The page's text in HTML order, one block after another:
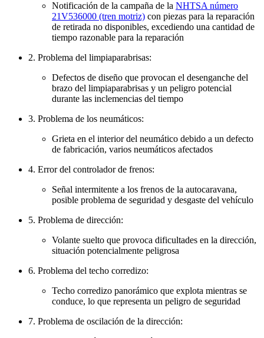
Notificación de la campaña de la NHTSA número
21V536000 (tren motriz) con piezas para la reparación
de retirada no disponibles, excediendo una cantidad de
tiempo razonable para la reparación
2. Problema del limpiaparabrisas:
Defectos de diseño que provocan el desenganche del
brazo del limpiaparabrisas y un peligro potencial
durante las inclemencias del tiempo
3. Problema de los neumáticos:
Grieta en el interior del neumático debido a un defecto
de fabricación, varios neumáticos afectados
4. Error del controlador de frenos:
Señal intermitente a los frenos de la autocaravana,
posible problema de seguridad y desgaste del vehículo
5. Problema de dirección:
Volante suelto que provoca dificultades en la dirección,
situación potencialmente peligrosa
6. Problema del techo corredizo:
Techo corredizo panorámico que explota mientras se
conduce, lo que representa un peligro de seguridad
7. Problema de oscilación de la dirección: